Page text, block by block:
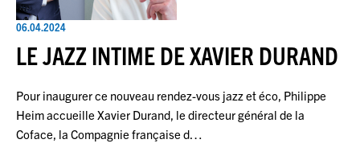
06.04.2024
LE JAZZ INTIME DE XAVIER DURAND
Pour inaugurer ce nouveau rendez-vous jazz et éco, Philippe
Heim accueille Xavier Durand, le directeur général de la
Coface, la Compagnie française d…